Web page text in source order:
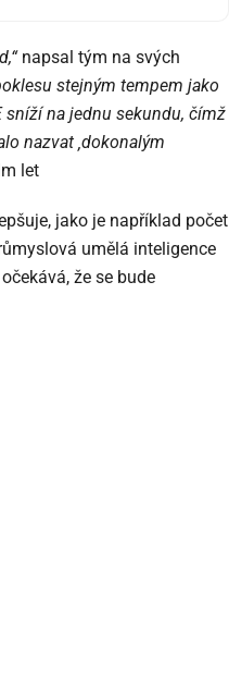
napsal tým na svých
stejným tempem jako
sníží na jednu sekundu, čímž
nazvat ‚dokonalým
let
jako je například počet
umělá inteligence
že se bude